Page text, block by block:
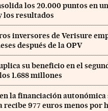
los 20.000 puntos en
los resultados
inversores de Verisure
después de la OPV
su beneficio en el
1.688 millones
la financiación autonómica
recibe 977 euros menos por